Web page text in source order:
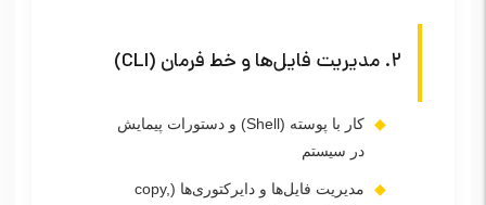
۲. مدیریت فایل‌ها و خط فرمان (CLI)
کار با پوسته (Shell) و دستورات پیمایش
در سیستم
مدیریت فایل‌ها و دایرکتوری‌ها (copy,